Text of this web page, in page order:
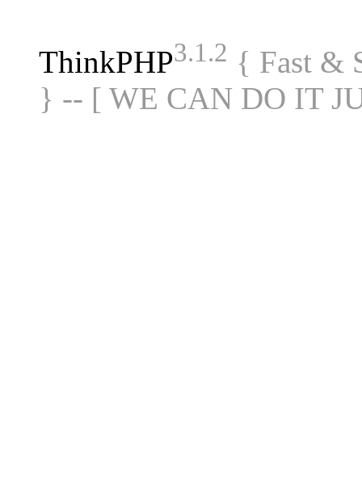
ThinkPHP3.1.2 { Fast &
} -- [ WE CAN DO IT